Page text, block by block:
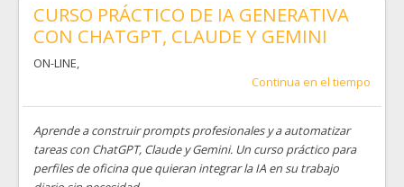
CURSO PRÁCTICO DE IA GENERATIVA
CON CHATGPT, CLAUDE Y GEMINI
ON-LINE,
Continua en el tiempo
Aprende a construir prompts profesionales y a automatizar
tareas con ChatGPT, Claude y Gemini. Un curso práctico para
perfiles de oficina que quieran integrar la IA en su trabajo